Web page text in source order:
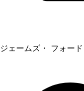
ジェームズ・ フォード